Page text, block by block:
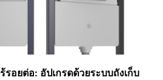
อยต่อ: อัปเกรดด้วยระบบถังเก็บ